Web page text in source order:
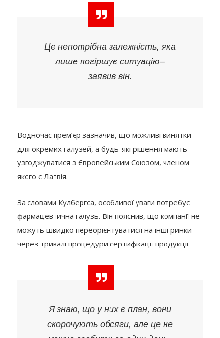
Це непотрібна залежність, яка
лише погіршує ситуацію–
заявив він.
Водночас прем’єр зазначив, що можливі винятки
для окремих галузей, а будь-які рішення мають
узгоджуватися з Європейським Союзом, членом
якого є Латвія.
За словами Кулбергса, особливої уваги потребує
фармацевтична галузь. Він пояснив, що компанії не
можуть швидко переорієнтуватися на інші ринки
через тривалі процедури сертифікації продукції.
Я знаю, що у них є план, вони
скорочують обсяги, але це не